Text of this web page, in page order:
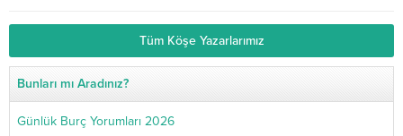
Tüm Köşe Yazarlarımız
Bunları mı Aradınız?
Günlük Burç Yorumları 2026